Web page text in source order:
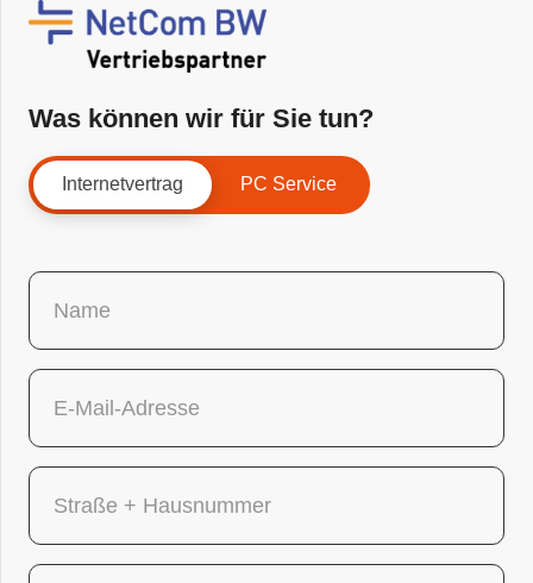
Was können wir für Sie tun?
Internetvertrag PC Service